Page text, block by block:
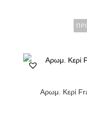
Αρωμ. Κερί